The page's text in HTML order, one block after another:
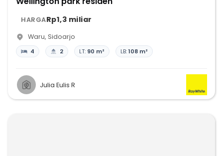
HARGARp1,3 miliar
Waru, Sidoarjo
4 2 LT: 90 m² LB:108 m²
Julia Eulis R